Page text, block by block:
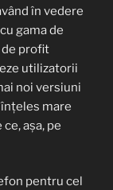
în vedere
gama de
de profit
utilizatorii
noi versiuni
mare
așa, pe
pentru cel